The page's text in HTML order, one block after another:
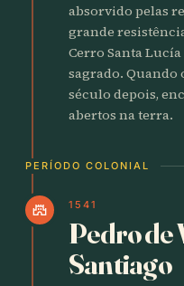
absorvido pelas
grande
Cerro Santa
sagrado. Quando
século depois,
abertos na terra.
PERÍODO COLONIAL
castle 1541
Pedro de
Santiago